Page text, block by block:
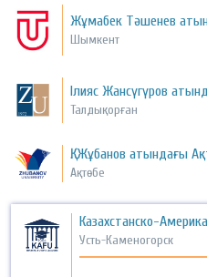
Жұмабек Тәшенев
Шымкент
Ілияс Жансүгүров
Талдықорған
Қ. Жұбанов атындағы
Ақтөбе
Казахстанско-
Усть-Каменогорск